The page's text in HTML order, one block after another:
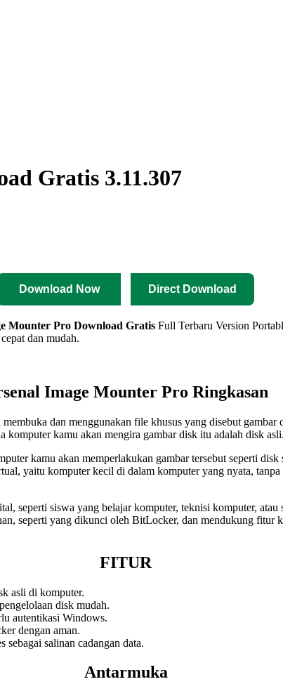
Gratis 3.11.307
Download Now Direct Download
Mounter Pro Download Gratis Full Terbaru Version
dan mudah.
Image Mounter Pro Ringkasan
dan menggunakan file khusus yang disebut
kamu akan mengira gambar disk itu adalah disk asli.
kamu akan memperlakukan gambar tersebut seperti
yaitu komputer kecil di dalam komputer yang nyata, tanpa
seperti siswa yang belajar komputer, teknisi komputer,
seperti yang dikunci oleh BitLocker, dan mendukung fitur
FITUR
asli di komputer.
disk mudah.
autentikasi Windows.
dengan aman.
salinan cadangan data.
Antarmuka